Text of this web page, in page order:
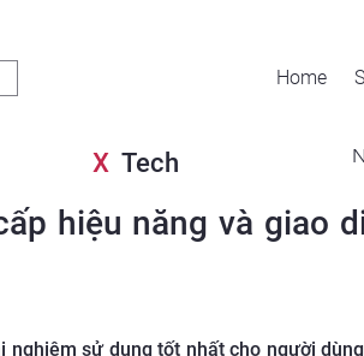
Home
X Tech
hiệu năng và giao
nghiệm sử dụng tốt nhất cho người